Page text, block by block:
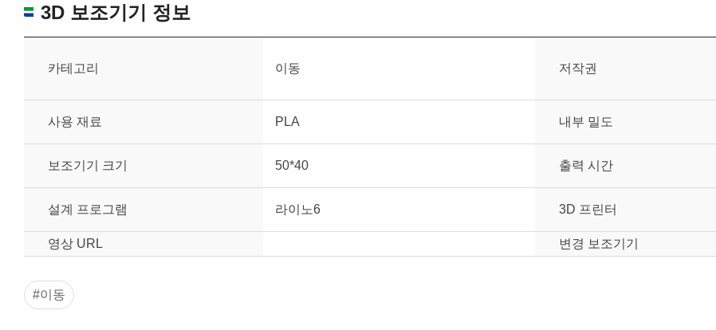
3D 보조기기 정보
카테고리 이동 저작권
사용 재료 PLA 내부 밀도
보조기기 크기 50*40 출력 시간
설계 프로그램 라이노6 3D 프린터
영상 URL 변경 보조기기
#이동